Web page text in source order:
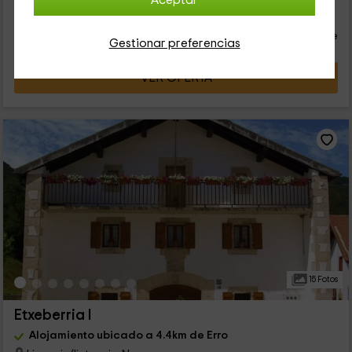
Gestionar preferencias
Cancelación 30 días antes
20
persona y noche
VER OFERTA
15 Fotos
Etxeberria I
Alojamiento ubicado a 4.4km de Erro